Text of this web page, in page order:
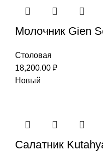
Молочник Gien
Столовая
18,200.00 ₽
Новый
Салатник